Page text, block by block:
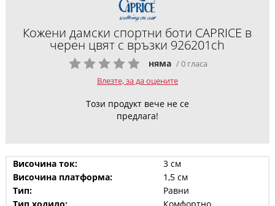
Кожени дамски спортни боти CAPRICE в
черен цвят с връзки 926201ch
няма / 0 гласа
Влезте, за да оцените
Този продукт вече не се
предлага!
Височина ток:
3 см
Височина платформа:
1,5 см
Тип:
Равни